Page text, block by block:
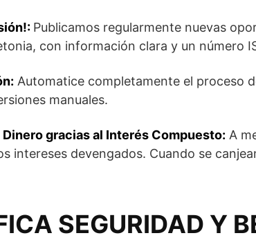
Publicamos regularmente nuevas
con información clara y un número
Automatice completamente el proceso
manuales.
gracias al Interés Compuesto: A
intereses devengados. Cuando se
SEGURIDAD Y